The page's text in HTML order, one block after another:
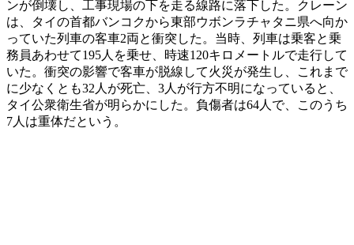
ンが倒壊し、工事現場の下を走る線路に落下した。クレーン
は、タイの首都バンコクから東部ウボンラチャタニ県へ向か
っていた列車の客車2両と衝突した。当時、列車は乗客と乗
務員あわせて195人を乗せ、時速120キロメートルで走行して
いた。衝突の影響で客車が脱線して火災が発生し、これまで
に少なくとも32人が死亡、3人が行方不明になっていると、
タイ公衆衛生省が明らかにした。負傷者は64人で、このうち
7人は重体だという。